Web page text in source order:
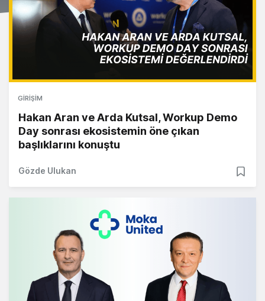
GIRIŞIM
Hakan Aran ve Arda Kutsal, Workup Demo
Day sonrası ekosistemin öne çıkan
başlıklarını konuştu
Gözde Ulukan